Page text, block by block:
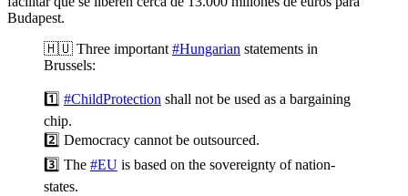
Budapest.
🇭🇺 Three important #Hungarian statements in
Brussels:
1️⃣ #ChildProtection shall not be used as a bargaining
chip.
2️⃣ Democracy cannot be outsourced.
3️⃣ The #EU is based on the sovereignty of nation-
states.